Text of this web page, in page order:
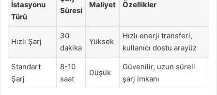
İstasyonu
Türü
Süresi
Maliyet Özellikler
Hızlı Şarj
30
dakika
Yüksek
Hızlı enerji transferi,
kullanıcı dostu arayüz
Standart
Şarj
8-10
saat
Düşük
Güvenilir, uzun süreli
şarj imkanı